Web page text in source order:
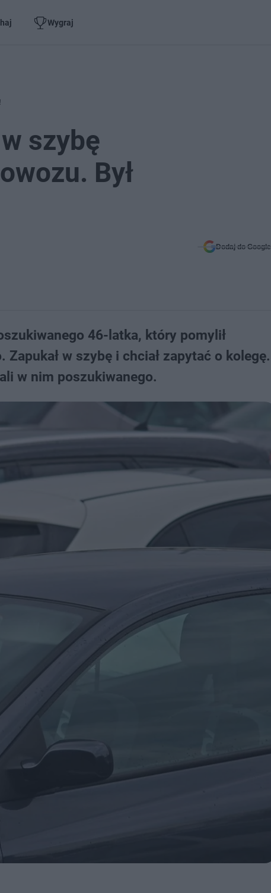
Wygraj
szybę
Był
Dodaj do Google
46-latka, który pomylił
w szybę i chciał zapytać o kolegę.
w nim poszukiwanego.